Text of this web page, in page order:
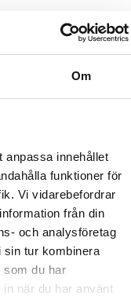
Om
anpassa innehållet
funktioner för
Vi vidarebefordrar
från din
och analysföretag
tur kombinera
som du har
när du har använt
SimRig
I VARUKORG